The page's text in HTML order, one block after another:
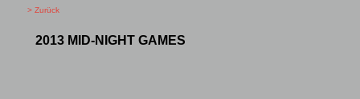
> Zurück
2013 MID-NIGHT GAMES